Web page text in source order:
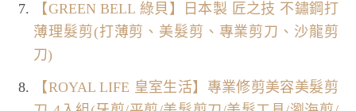
【GREEN BELL 綠貝】日本製 匠之技 不鏽鋼打
薄理髮剪(打薄剪、美髮剪、專業剪刀、沙龍剪
刀)
【ROYAL LIFE 皇室生活】專業修剪美容美髮剪